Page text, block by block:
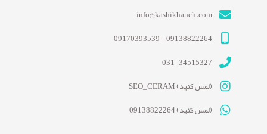
info@kashikhaneh.com
09138822264 - 09170393539
031-34515327
(لمس کنید) SEO_CERAM
(لمس کنید) 09138822264